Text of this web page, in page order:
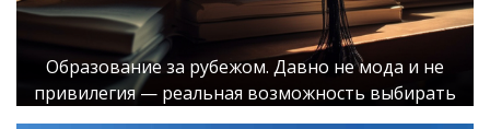
Образование за рубежом. Давно не мода и не
привилегия — реальная возможность выбирать